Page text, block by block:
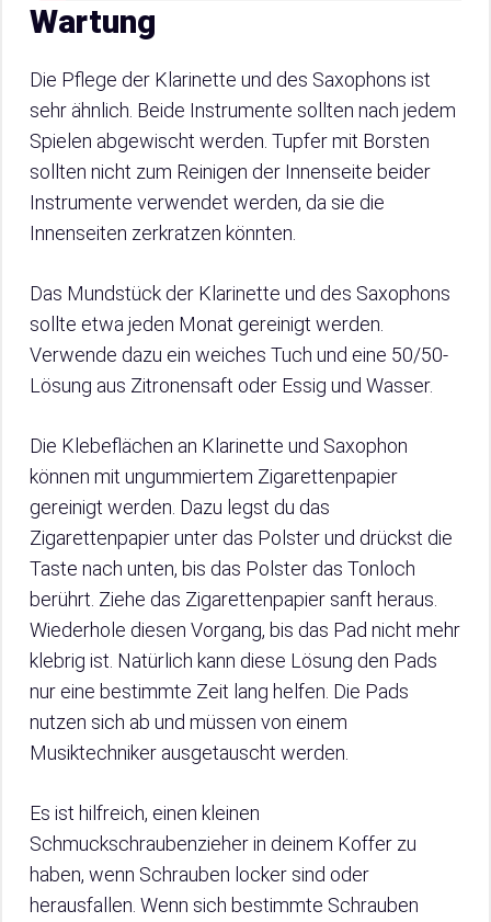
Wartung
Die Pflege der Klarinette und des Saxophons ist
sehr ähnlich. Beide Instrumente sollten nach jedem
Spielen abgewischt werden. Tupfer mit Borsten
sollten nicht zum Reinigen der Innenseite beider
Instrumente verwendet werden, da sie die
Innenseiten zerkratzen könnten.
Das Mundstück der Klarinette und des Saxophons
sollte etwa jeden Monat gereinigt werden.
Verwende dazu ein weiches Tuch und eine 50/50-
Lösung aus Zitronensaft oder Essig und Wasser.
Die Klebeflächen an Klarinette und Saxophon
können mit ungummiertem Zigarettenpapier
gereinigt werden. Dazu legst du das
Zigarettenpapier unter das Polster und drückst die
Taste nach unten, bis das Polster das Tonloch
berührt. Ziehe das Zigarettenpapier sanft heraus.
Wiederhole diesen Vorgang, bis das Pad nicht mehr
klebrig ist. Natürlich kann diese Lösung den Pads
nur eine bestimmte Zeit lang helfen. Die Pads
nutzen sich ab und müssen von einem
Musiktechniker ausgetauscht werden.
Es ist hilfreich, einen kleinen
Schmuckschraubenzieher in deinem Koffer zu
haben, wenn Schrauben locker sind oder
herausfallen. Wenn sich bestimmte Schrauben